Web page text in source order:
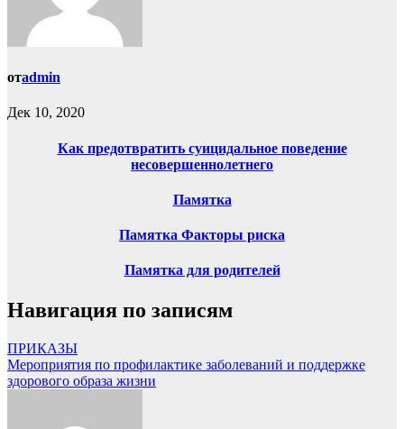
отadmin
Дек 10, 2020
Как предотвратить суицидальное поведение
несовершеннолетнего
Памятка
Памятка Факторы риска
Памятка для родителей
Навигация по записям
ПРИКАЗЫ
Мероприятия по профилактике заболеваний и поддержке
здорового образа жизни